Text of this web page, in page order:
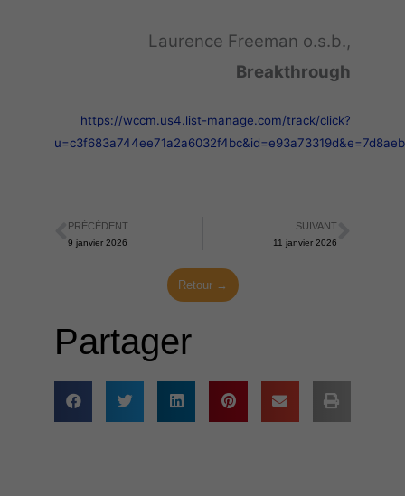
Laurence Freeman o.s.b.,
Breakthrough
https://wccm.us4.list-manage.com/track/click?
Précédent
PRÉCÉDENT
9 janvier 2026
SUIVANT
11 janvier 2026
Retour →
Partager